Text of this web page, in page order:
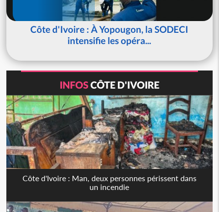
Côte d'Ivoire : À Yopougon, la SODECI
intensifie les opéra...
INFOSCÔTE D'IVOIRE
Côte d'Ivoire : Man, deux personnes périssent dans
un incendie